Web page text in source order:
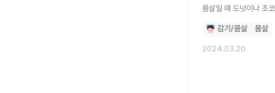
몸살일 때 도넛이나 초
감기/몸살 몸살
2024.03.20